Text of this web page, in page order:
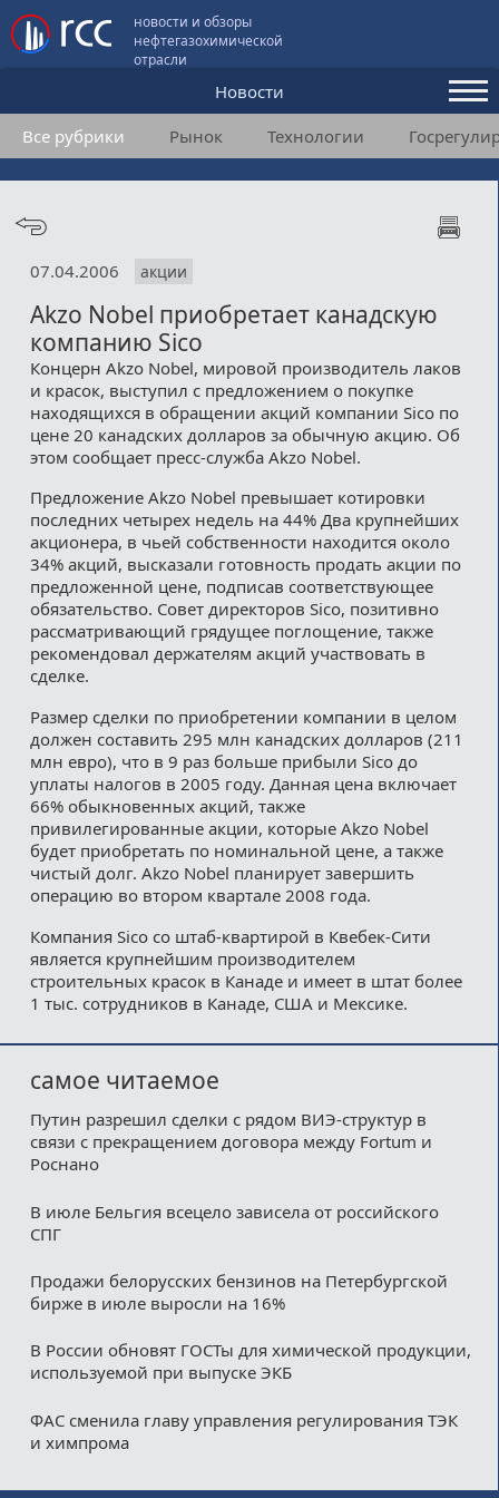
новости и обзоры
нефтегазохимической
отрасли
Новости
Аналитика и мнения
Конференции
Пользовательское соглашение
Медиакит
Контакты
Все рубрики Рынок Технологии
07.04.2006 акции
Akzo Nobel приобретает канадскую
компанию Sico
Концерн Akzo Nobel, мировой производитель лаков
и красок, выступил с предложением о покупке
находящихся в обращении акций компании Sico по
цене 20 канадских долларов за обычную акцию. Об
этом сообщает пресс-служба Akzo Nobel.
Предложение Akzo Nobel превышает котировки
последних четырех недель на 44% Два крупнейших
акционера, в чьей собственности находится около
34% акций, высказали готовность продать акции по
предложенной цене, подписав соответствующее
обязательство. Совет директоров Sico, позитивно
рассматривающий грядущее поглощение, также
рекомендовал держателям акций участвовать в
сделке.
Размер сделки по приобретении компании в целом
должен составить 295 млн канадских долларов (211
млн евро), что в 9 раз больше прибыли Sico до
уплаты налогов в 2005 году. Данная цена включает
66% обыкновенных акций, также
привилегированные акции, которые Akzo Nobel
будет приобретать по номинальной цене, а также
чистый долг. Akzo Nobel планирует завершить
операцию во втором квартале 2008 года.
Компания Sico со штаб-квартирой в Квебек-Сити
является крупнейшим производителем
строительных красок в Канаде и имеет в штат более
1 тыс. сотрудников в Канаде, США и Мексике.
самое читаемое
Путин разрешил сделки с рядом ВИЭ-структур в
связи с прекращением договора между Fortum и
Роснано
В июле Бельгия всецело зависела от российского
СПГ
Продажи белорусских бензинов на Петербургской
бирже в июле выросли на 16%
В России обновят ГОСТы для химической продукции,
используемой при выпуске ЭКБ
ФАС сменила главу управления регулирования ТЭК
и химпрома